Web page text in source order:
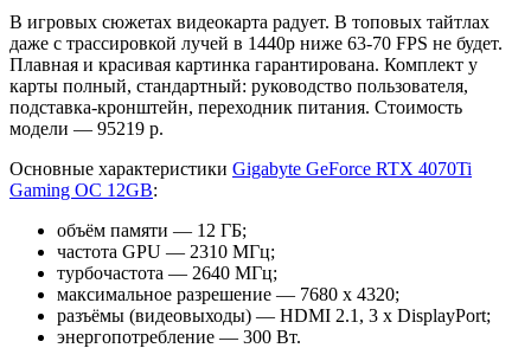
В игровых сюжетах видеокарта радует. В топовых тайтлах
даже с трассировкой лучей в 1440p ниже 63-70 FPS не будет.
Плавная и красивая картинка гарантирована. Комплект у
карты полный, стандартный: руководство пользователя,
подставка-кронштейн, переходник питания. Стоимость
модели — 95219 р.
Основные характеристики Gigabyte GeForce RTX 4070Ti
Gaming OC 12GB:
объём памяти — 12 ГБ;
частота GPU — 2310 МГц;
турбочастота — 2640 МГц;
максимальное разрешение — 7680 х 4320;
разъёмы (видеовыходы) — HDMI 2.1, 3 x DisplayPort;
энергопотребление — 300 Вт.